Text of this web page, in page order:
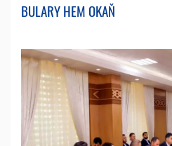
BULARY HEM OKAŇ